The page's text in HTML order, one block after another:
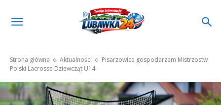
Strona główna Aktualności
Pisarzowice gospodarzem Mistrzostw
Polski Lacrosse Dziewcząt U14